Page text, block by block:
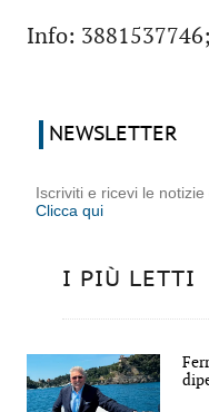
Info:
NEWSLETTER
Iscriviti e ricevi le
Clicca qui
I PIÙ LETTI